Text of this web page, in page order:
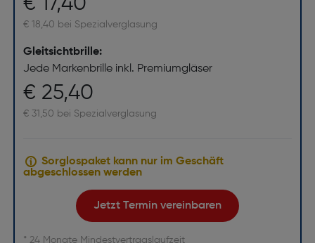
€ 18,40 bei Spezialverglasung
Gleitsichtbrille:
Jede Markenbrille inkl. Premiumgläser
€ 25,40
€ 31,50 bei Spezialverglasung
Sorglospaket kann nur im Geschäft
abgeschlossen werden
Jetzt Termin vereinbaren
* 24 Monate Mindestvertragslaufzeit